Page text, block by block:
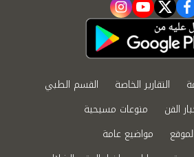
facebook
twitter
youtube
instagram
التقارير الخاصة
القسم الطبي
الفن
منوعات مسيحية
مواضيع عامة